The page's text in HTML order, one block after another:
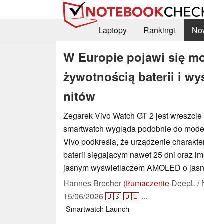
Laptopy Rankingi
W Europie pojawi się
żywotnością baterii i
nitów
Zegarek Vivo Watch GT 2 jest
smartwatch wygląda podobnie do
Vivo podkreśla, że urządzenie
baterii sięgającym nawet 25 dni oraz
jasnym wyświetlaczem AMOLED o
Hannes Brecher (tłumaczenie DeepL /
15/06/2026🇺🇸🇩🇪 ...
Smartwatch Launch